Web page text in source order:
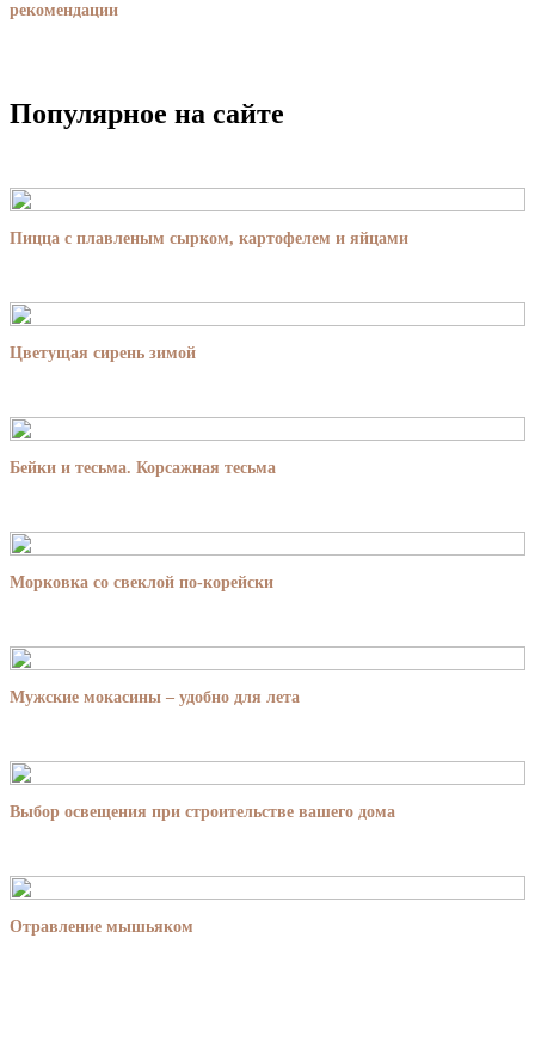
рекомендации
Популярное на сайте
Пицца с плавленым сырком, картофелем и яйцами
Цветущая сирень зимой
Бейки и тесьма. Корсажная тесьма
Морковка со свеклой по-корейски
Мужские мокасины – удобно для лета
Выбор освещения при строительстве вашего дома
Отравление мышьяком